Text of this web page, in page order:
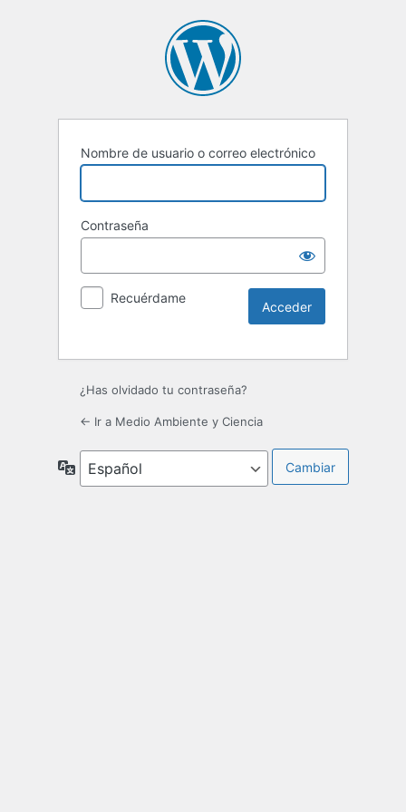
Nombre de usuario o correo electrónico
Contraseña
Recuérdame
¿Has olvidado tu contraseña?
← Ir a Medio Ambiente y Ciencia
Idioma